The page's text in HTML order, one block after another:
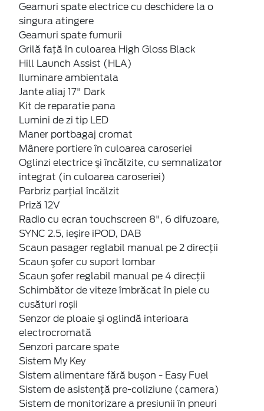
Geamuri spate electrice cu deschidere la o
singura atingere
Geamuri spate fumurii
Grilă faţă în culoarea High Gloss Black
Hill Launch Assist (HLA)
Iluminare ambientala
Jante aliaj 17" Dark
Kit de reparatie pana
Lumini de zi tip LED
Maner portbagaj cromat
Mânere portiere în culoarea caroseriei
Oglinzi electrice şi încălzite, cu semnalizator
integrat (in culoarea caroseriei)
Parbriz parţial încălzit
Priză 12V
Radio cu ecran touchscreen 8", 6 difuzoare,
SYNC 2.5, ieșire iPOD, DAB
Scaun pasager reglabil manual pe 2 direcţii
Scaun şofer cu suport lombar
Scaun şofer reglabil manual pe 4 direcţii
Schimbător de viteze îmbrăcat în piele cu
cusături roșii
Senzor de ploaie şi oglindă interioara
electrocromată
Senzori parcare spate
Sistem My Key
Sistem alimentare fără bușon - Easy Fuel
Sistem de asistenţă pre-coliziune (camera)
Sistem de monitorizare a presiunii în pneuri